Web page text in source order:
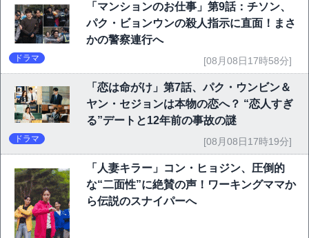
「マンションのお仕事」第9話：チソン、
パク・ビョンウンの殺人指示に直面！まさ
かの警察連行へ
ドラマ [08月08日17時58分]
「恋は命がけ」第7話、パク・ウンビン＆
ヤン・セジョンは本物の恋へ？ “恋人すぎ
る”デートと12年前の事故の謎
ドラマ [08月08日17時19分]
「人妻キラー」コン・ヒョジン、圧倒的
な“二面性”に絶賛の声！ワーキングママか
ら伝説のスナイパーへ